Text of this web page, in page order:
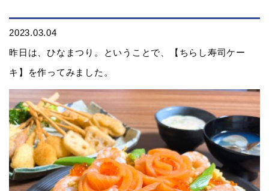
2023.03.04
昨日は、ひなまつり。ということで、【ちらし寿司ケー
キ】を作ってみました。